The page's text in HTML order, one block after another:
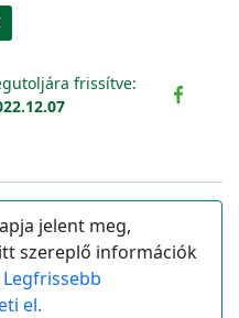
frissítve:
jelent meg,
szereplő információk
Legfrissebb
el.